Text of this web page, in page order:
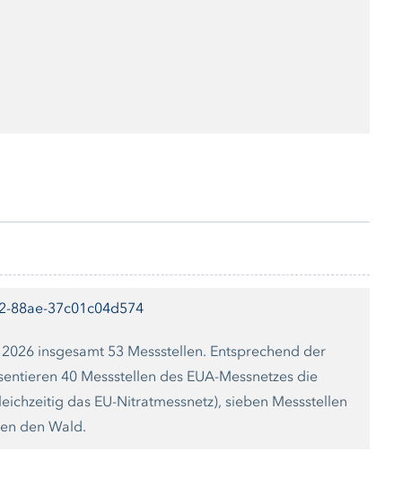
88ae-37c01c04d574
insgesamt 53 Messstellen. Entsprechend der
40 Messstellen des EUA-Messnetzes die
das EU-Nitratmessnetz), sieben Messstellen
den Wald.